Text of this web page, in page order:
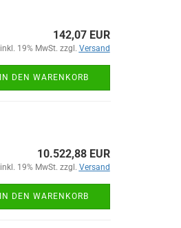
142,07 EUR
inkl. 19% MwSt. zzgl. Versand
IN DEN WARENKORB
10.522,88 EUR
inkl. 19% MwSt. zzgl. Versand
IN DEN WARENKORB